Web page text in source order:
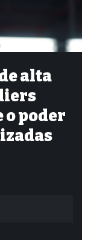
alta
poder